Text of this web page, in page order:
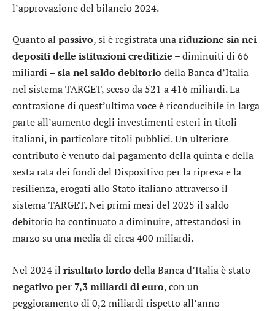
l’approvazione del bilancio 2024.
Quanto al passivo, si è registrata unariduzione sia nei
depositi delle istituzioni creditizie – diminuiti di 66
miliardi – sia nel saldo debitorio della Banca d’Italia
nel sistema TARGET, sceso da 521 a 416 miliardi. La
contrazione di quest’ultima voce è riconducibile in larga
parte all’aumento degli investimenti esteri in titoli
italiani, in particolare titoli pubblici. Un ulteriore
contributo è venuto dal pagamento della quinta e della
sesta rata dei fondi del Dispositivo per la ripresa e la
resilienza, erogati allo Stato italiano attraverso il
sistema TARGET. Nei primi mesi del 2025 il saldo
debitorio ha continuato a diminuire, attestandosi in
marzo su una media di circa 400 miliardi.
Nel 2024 il risultato lordo della Banca d’Italia è stato
negativo per 7,3 miliardi di euro, con un
peggioramento di 0,2 miliardi rispetto all’anno